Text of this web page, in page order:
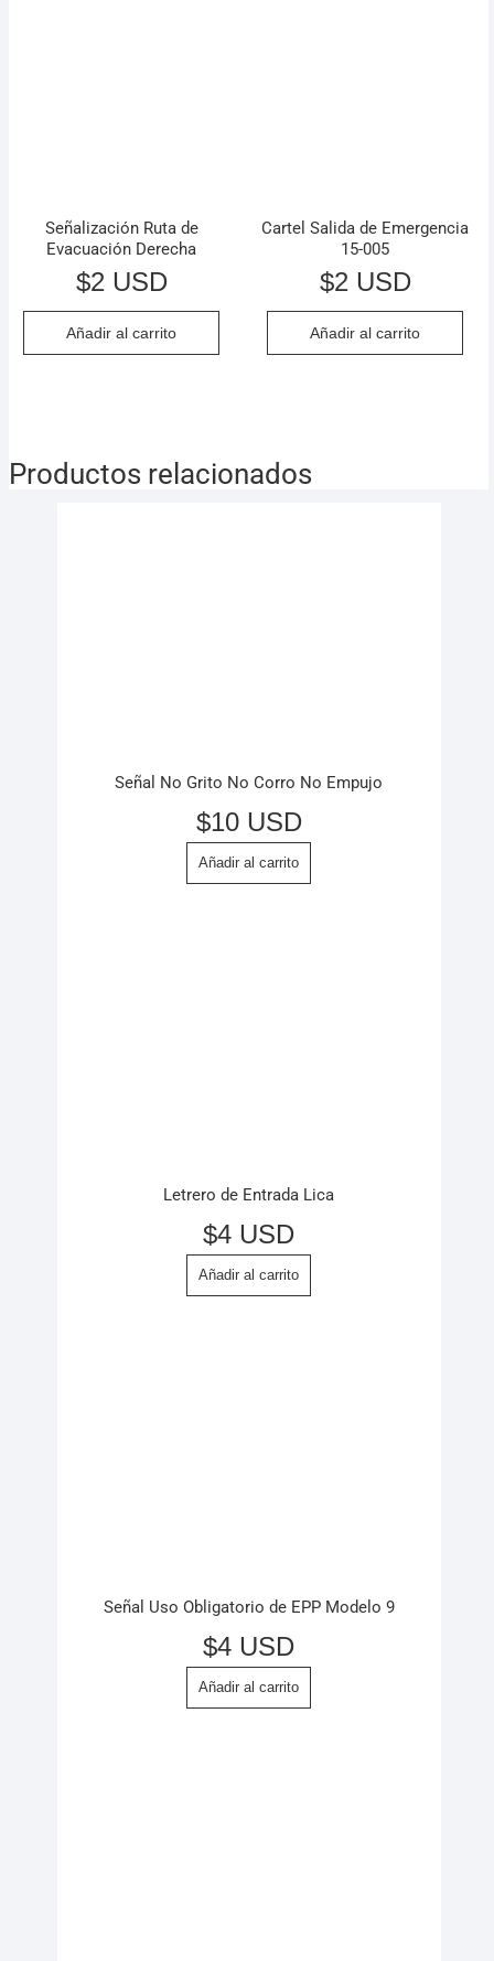
Señalización Ruta de
Evacuación Derecha
$2 USD
Añadir al carrito
Cartel Salida de Emergencia
15-005
$2 USD
Añadir al carrito
Productos relacionados
Señal No Grito No Corro No Empujo
$10 USD
Añadir al carrito
Letrero de Entrada Lica
$4 USD
Añadir al carrito
Señal Uso Obligatorio de EPP Modelo 9
$4 USD
Añadir al carrito